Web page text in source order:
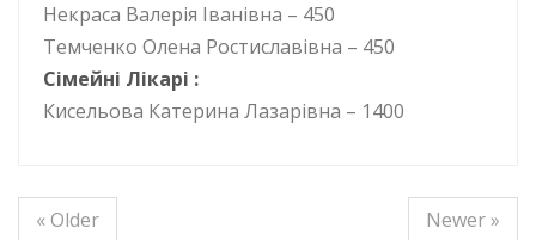
Некраса Валерія Іванівна – 450
Темченко Олена Ростиславівна – 450
Сімейні Лікарі :
Кисельова Катерина Лазарівна – 1400
« Older
Newer »